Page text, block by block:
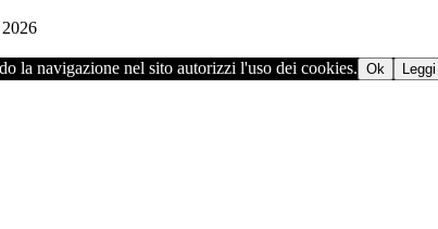
la navigazione nel sito autorizzi l'uso dei cookies. Ok